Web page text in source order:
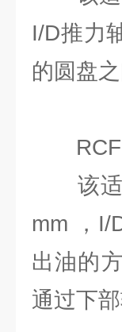
I/D推⼒
的圆盘之
RCF
该适
mm ，I/
出油的
通过下部